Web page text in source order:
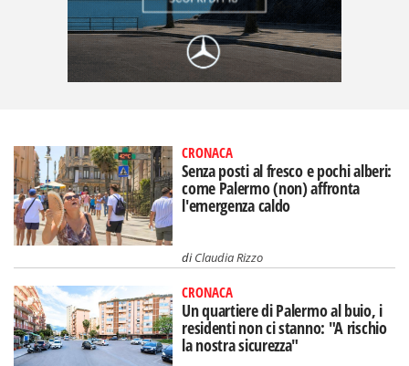
CRONACA
Senza posti al fresco e pochi alberi:
come Palermo (non) affronta
l'emergenza caldo
diClaudia Rizzo
CRONACA
Un quartiere di Palermo al buio, i
residenti non ci stanno: "A rischio
la nostra sicurezza"